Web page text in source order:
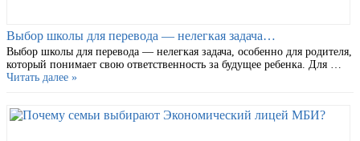
Выбор школы для перевода — нелегкая задача…
Выбор школы для перевода — нелегкая задача, особенно для родителя,
который понимает свою ответственность за будущее ребенка. Для …
Читать далее »